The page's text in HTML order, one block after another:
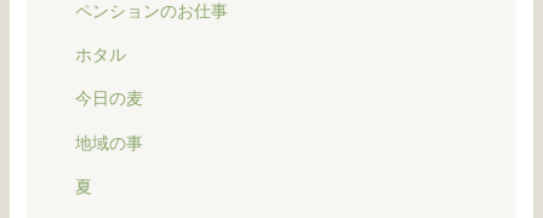
ペンションのお仕事
ホタル
今日の麦
地域の事
夏